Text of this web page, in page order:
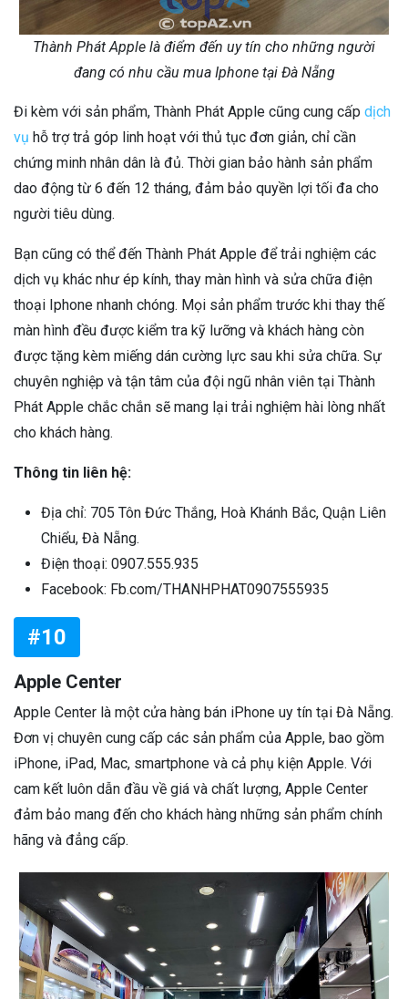
Thành Phát Apple là điểm đến uy tín cho những người
đang có nhu cầu mua Iphone tại Đà Nẵng
Đi kèm với sản phẩm, Thành Phát Apple cũng cung cấp dịch
vụ hỗ trợ trả góp linh hoạt với thủ tục đơn giản, chỉ cần
chứng minh nhân dân là đủ. Thời gian bảo hành sản phẩm
dao động từ 6 đến 12 tháng, đảm bảo quyền lợi tối đa cho
người tiêu dùng.
Bạn cũng có thể đến Thành Phát Apple để trải nghiệm các
dịch vụ khác như ép kính, thay màn hình và sửa chữa điện
thoại Iphone nhanh chóng. Mọi sản phẩm trước khi thay thế
màn hình đều được kiểm tra kỹ lưỡng và khách hàng còn
được tặng kèm miếng dán cường lực sau khi sửa chữa. Sự
chuyên nghiệp và tận tâm của đội ngũ nhân viên tại Thành
Phát Apple chắc chắn sẽ mang lại trải nghiệm hài lòng nhất
cho khách hàng.
Thông tin liên hệ:
Địa chỉ: 705 Tôn Đức Thắng, Hoà Khánh Bắc, Quận Liên
Chiểu, Đà Nẵng.
Điện thoại: 0907.555.935
Facebook: Fb.com/THANHPHAT0907555935
#10
Apple Center
Apple Center là một cửa hàng bán iPhone uy tín tại Đà Nẵng.
Đơn vị chuyên cung cấp các sản phẩm của Apple, bao gồm
iPhone, iPad, Mac, smartphone và cả phụ kiện Apple. Với
cam kết luôn dẫn đầu về giá và chất lượng, Apple Center
đảm bảo mang đến cho khách hàng những sản phẩm chính
hãng và đẳng cấp.